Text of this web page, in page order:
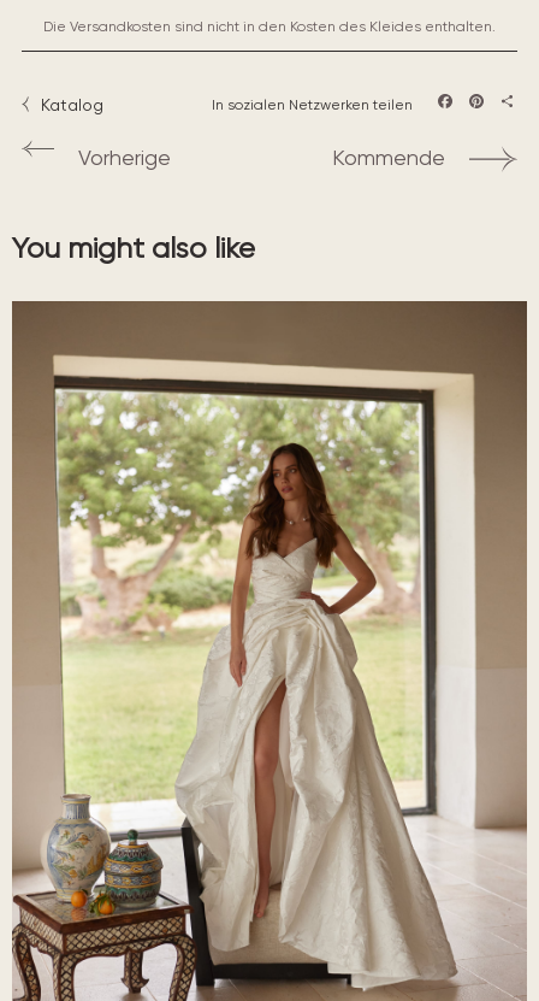
Die Versandkosten sind nicht in den Kosten des Kleides enthalten.
Katalog In sozialen Netzwerken teilen
Vorherige Kommende
You might also like